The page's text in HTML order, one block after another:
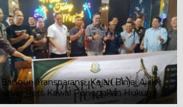
Bangun Transparansi, Kejari Binjai Ajak
Insan Pers Kawal Penegakan Hukum